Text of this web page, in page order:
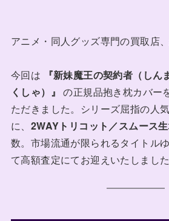
アニメ・同人グッズ専門の買取店
今回は
『新妹魔王の契約者（し
くしゃ）』 の正規品抱き枕カバー
ただきました。シリーズ屈指の人
に、 2WAYトリコット／スムース
数。市場流通が限られるタイトル
て高額査定にてお迎えいたしました